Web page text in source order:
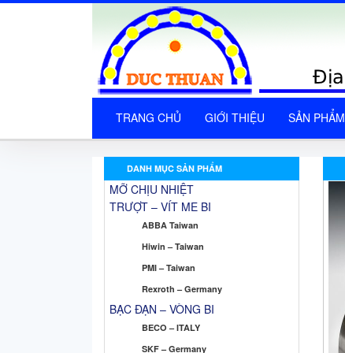
TRANG CHỦ GIỚI THIỆU SẢN PHẨM
DANH MỤC SẢN PHẨM
MỠ CHỊU NHIỆT
TRƯỢT – VÍT ME BI
ABBA Taiwan
Hiwin – Taiwan
PMI – Taiwan
Rexroth – Germany
BẠC ĐẠN – VÒNG BI
BECO – ITALY
SKF – Germany